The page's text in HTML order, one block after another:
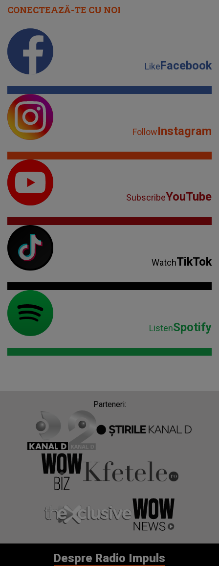
CONECTEAZĂ-TE CU NOI
LikeFacebook
FollowInstagram
SubscribeYouTube
WatchTikTok
ListenSpotify
Parteneri:
Despre Radio Impuls